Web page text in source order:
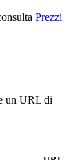
Prezzi
un URL di